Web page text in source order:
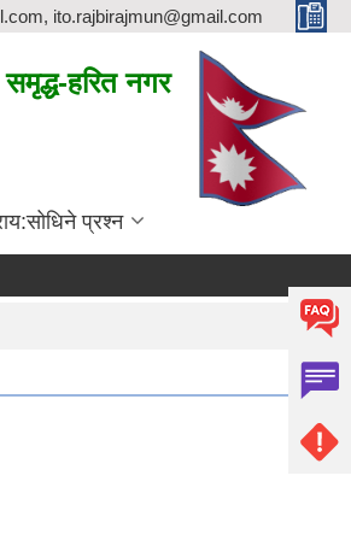
ito.rajbirajmun@gmail.com
हरित नगर
प्रश्न